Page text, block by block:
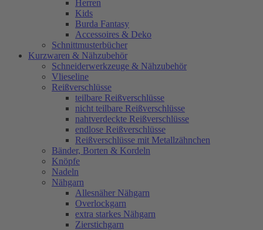
Herren
Kids
Burda Fantasy
Accessoires & Deko
Schnittmusterbücher
Kurzwaren & Nähzubehör
Schneiderwerkzeuge & Nähzubehör
Vlieseline
Reißverschlüsse
teilbare Reißverschlüsse
nicht teilbare Reißverschlüsse
nahtverdeckte Reißverschlüsse
endlose Reißverschlüsse
Reißverschlüsse mit Metallzähnchen
Bänder, Borten & Kordeln
Knöpfe
Nadeln
Nähgarn
Allesnäher Nähgarn
Overlockgarn
extra starkes Nähgarn
Zierstichgarn